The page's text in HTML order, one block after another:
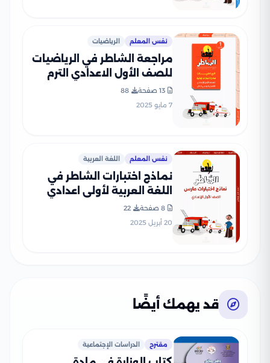
نفس المعلم الرياضيات
مراجعة الشاطر في الرياضيات
للصف الأول الاعدادي الترم
الثاني 2025 PDF بالاجابات
13 صفحة
88
7 مايو 2025
نفس المعلم اللغة العربية
نماذج اختبارات الشاطر في
اللغة العربية لأولى اعدادي
بصيغة PDF
8 صفحة
22
20 أبريل 2025
قد يهمك أيضًا
مقترح الدراسات الإجتماعية